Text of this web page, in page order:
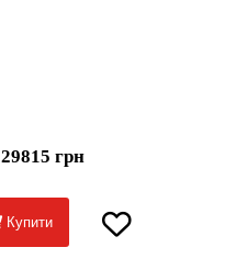
29815 грн
Купити